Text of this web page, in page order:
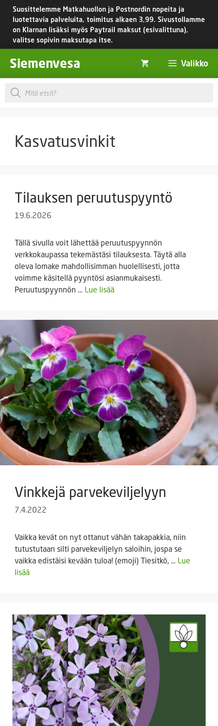
Siirry
sisältöön
Suosittelemme Matkahuollon ja Postnordin nopeita ja
luotettavia palveluita, toimitus alkaen 3,99. Sivustollamme
on Klarnan lisäksi myös Paytrail maksut (esivalittuna),
valitse sopivin maksutapa itse.
Siemenvesa Valikko
Products
search
Kasvatusvinkit
Tilauksen peruutuspyyntö
19.6.2026
Tällä sivulla voit lähettää peruutuspyynnön
verkkokaupassa tekemästäsi tilauksesta. Täytä alla
oleva lomake mahdollisimman huolellisesti, jotta
voimme käsitellä pyyntösi asianmukaisesti.
Peruutuspyynnön … Lue lisää
Vinkkejä parvekeviljelyyn
7.4.2022
Vaikka kevät on nyt ottanut vähän takapakkia, niin
tutustutaan silti parvekeviljelyn saloihin, jospa se
vaikka edistäisi kevään tuloa! (emoji) Tiesitkö, … Lue
lisää